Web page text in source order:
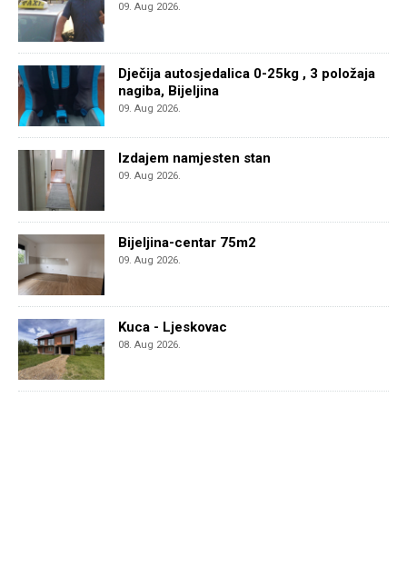
09. Aug 2026.
Dječija autosjedalica 0-25kg , 3 položaja
nagiba, Bijeljina
09. Aug 2026.
Izdajem namjesten stan
09. Aug 2026.
Bijeljina-centar 75m2
09. Aug 2026.
Kuca - Ljeskovac
08. Aug 2026.